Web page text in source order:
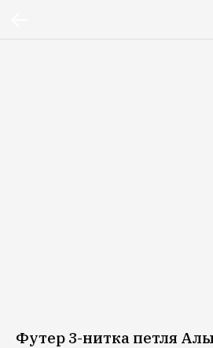
Футер 3-нитка петля